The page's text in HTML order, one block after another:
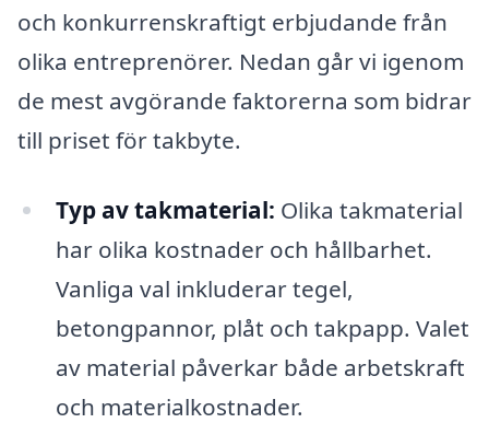
och konkurrenskraftigt erbjudande från
olika entreprenörer. Nedan går vi igenom
de mest avgörande faktorerna som bidrar
till priset för takbyte.
Typ av takmaterial: Olika takmaterial
har olika kostnader och hållbarhet.
Vanliga val inkluderar tegel,
betongpannor, plåt och takpapp. Valet
av material påverkar både arbetskraft
och materialkostnader.